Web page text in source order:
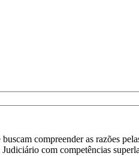
compreender as razões
com competências